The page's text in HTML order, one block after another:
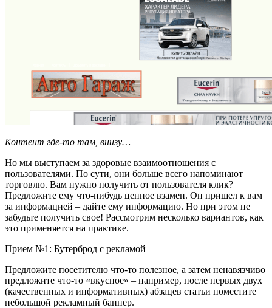
Контент где-то там, внизу…
Но мы выступаем за здоровые взаимоотношения с
пользователями. По сути, они больше всего напоминают
торговлю. Вам нужно получить от пользователя клик?
Предложите ему что-нибудь ценное взамен. Он пришел к вам
за информацией – дайте ему информацию. Но при этом не
забудьте получить свое! Рассмотрим несколько вариантов, как
это применяется на практике.
Прием №1: Бутерброд с рекламой
Предложите посетителю что-то полезное, а затем ненавязчиво
предложите что-то «вкусное» – например, после первых двух
(качественных и информативных) абзацев статьи поместите
небольшой рекламный баннер.